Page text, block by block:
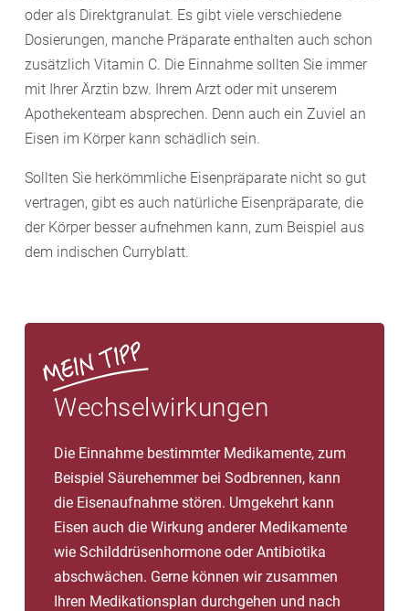
auch für Eisenpräparate.
oder als Direktgranulat. Es gibt viele verschiedene
Dosierungen, manche Präparate enthalten auch schon
zusätzlich Vitamin C. Die Einnahme sollten Sie immer
mit Ihrer Ärztin bzw. Ihrem Arzt oder mit unserem
Apothekenteam absprechen. Denn auch ein Zuviel an
Eisen im Körper kann schädlich sein.
Sollten Sie herkömmliche Eisenpräparate nicht so gut
vertragen, gibt es auch natürliche Eisenpräparate, die
der Körper besser aufnehmen kann, zum Beispiel aus
dem indischen Curryblatt.
Wechselwirkungen
Die Einnahme bestimmter Medikamente, zum
Beispiel Säurehemmer bei Sodbrennen, kann
die Eisenaufnahme stören. Umgekehrt kann
Eisen auch die Wirkung anderer Medikamente
wie Schilddrüsenhormone oder Antibiotika
abschwächen. Gerne können wir zusammen
Ihren Medikationsplan durchgehen und nach